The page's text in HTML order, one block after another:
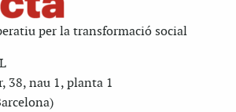
per la transformació social
38, nau 1, planta 1